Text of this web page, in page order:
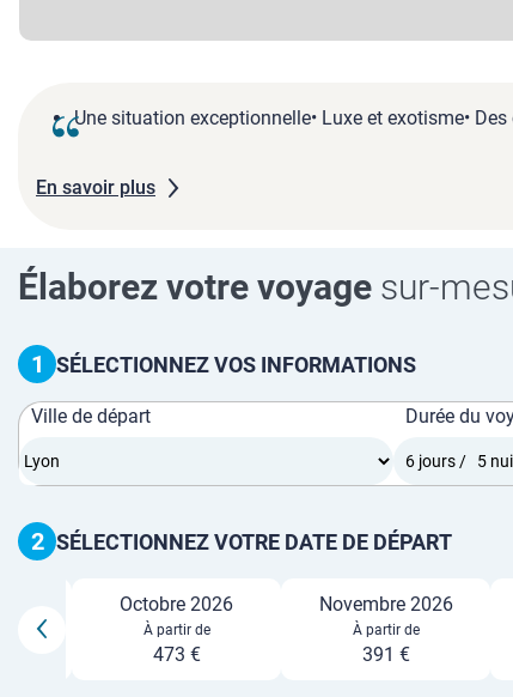
Une situation exceptionnelle• Luxe et exotisme•
En savoir plus
Élaborez votre voyage sur-
1 SÉLECTIONNEZ VOS INFORMATIONS
Ville de départ Durée du
2 SÉLECTIONNEZ VOTRE DATE DE DÉPART
Octobre 2026
À partir de
473 €
Novembre 2026
À partir de
391 €